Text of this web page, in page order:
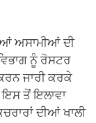
ਅਸਾਮੀਆਂ ਦੀ
ਨੂੰ ਰੋਸਟਰ
ਜਾਰੀ ਕਰਕੇ
ਇਸ ਤੋਂ ਇਲਾਵਾ
ਦੀਆਂ ਖਾਲੀ